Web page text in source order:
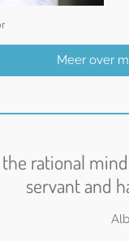
Meer over
rational
servant and